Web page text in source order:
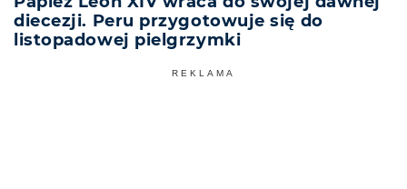
diecezji. Peru przygotowuje się do
listopadowej pielgrzymki
REKLAMA